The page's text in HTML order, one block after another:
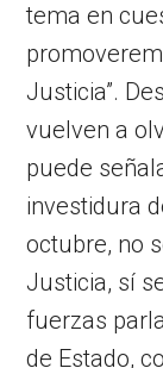
tema en
Justicia”.
vuelven a
puede
investidura
octubre, no
Justicia, sí
fuerzas
de Estado,